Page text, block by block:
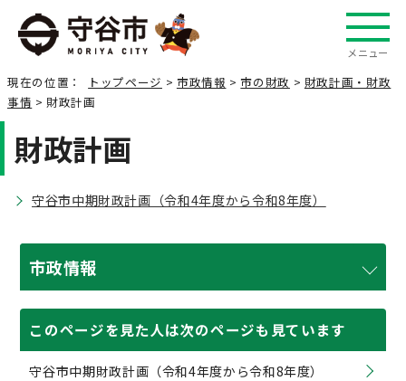
メニュー
現在の位置： トップページ > 市政情報 >市の財政 > 財政計画・財政
事情 > 財政計画
財政計画
守谷市中期財政計画（令和4年度から令和8年度）
市政情報
このページを見た人は次のページも見ています
守谷市中期財政計画（令和4年度から令和8年度）